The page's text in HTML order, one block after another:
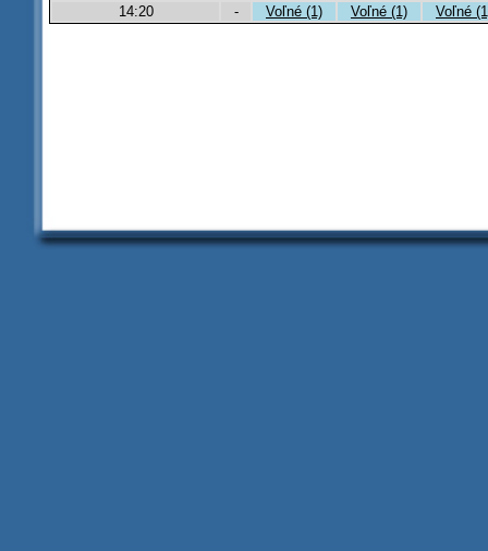
14:20
- Voľné (1) Voľné (1) Voľné